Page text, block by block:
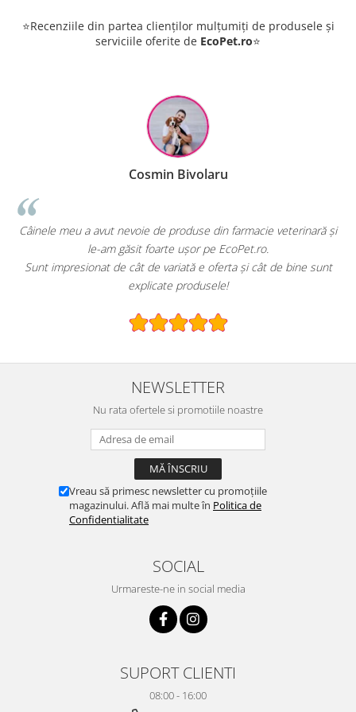
⭐Recenziile din partea clienților mulțumiți de produsele și
serviciile oferite de EcoPet.ro⭐
Cosmin Bivolaru
Câinele meu a avut nevoie de produse din farmacie veterinară și
le-am găsit foarte ușor pe EcoPet.ro.
Sunt impresionat de cât de variată e oferta și cât de bine sunt
explicate produsele!
NEWSLETTER
Nu rata ofertele si promotiile noastre
Vreau să primesc newsletter cu promoțiile
magazinului. Află mai multe în Politica de
Confidentialitate
SOCIAL
Urmareste-ne in social media
SUPORT CLIENTI
08:00 - 16:00